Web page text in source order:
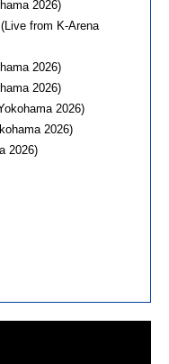
2026)
from K-Arena
2026)
2026)
2026)
2026)
2026)